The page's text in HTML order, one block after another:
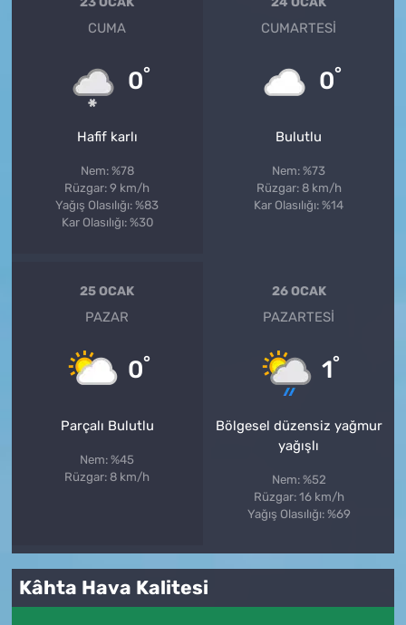
CUMA
0°
Hafif karlı
Nem: %78
Rüzgar: 9 km/h
Yağış Olasılığı: %83
Kar Olasılığı: %30
CUMARTESI
0°
Bulutlu
Nem: %73
Rüzgar: 8 km/h
Kar Olasılığı: %14
25 OCAK
PAZAR
0°
Parçalı Bulutlu
Nem: %45
Rüzgar: 8 km/h
26 OCAK
PAZARTESI
1°
Bölgesel düzensiz yağmur
yağışlı
Nem: %52
Rüzgar: 16 km/h
Yağış Olasılığı: %69
Kâhta Hava Kalitesi